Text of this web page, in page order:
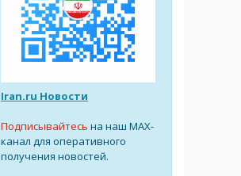
Iran.ru Новости
Подписывайтесь на наш MAX-
канал для оперативного
получения новостей.